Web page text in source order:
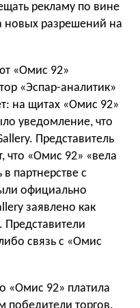
рекламу по вине
новых разрешений на
«Омис 92»
«Эспар-аналитик»
на щитах «Омис 92»
уведомление, что
Представитель
что «Омис 92» «вела
партнерстве с
официально
заявлено как
Представители
связь с «Омис
«Омис 92» платила